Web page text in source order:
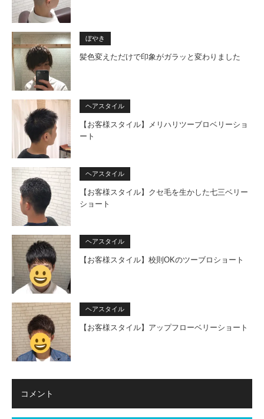
ぼやき
髪色変えただけで印象がガラッと変わりました
ヘアスタイル
【お客様スタイル】メリハリツーブロベリーショ
ート
ヘアスタイル
【お客様スタイル】クセ毛を生かした七三ベリー
ショート
ヘアスタイル
【お客様スタイル】校則OKのツーブロショート
ヘアスタイル
【お客様スタイル】アップフローベリーショート
コメント